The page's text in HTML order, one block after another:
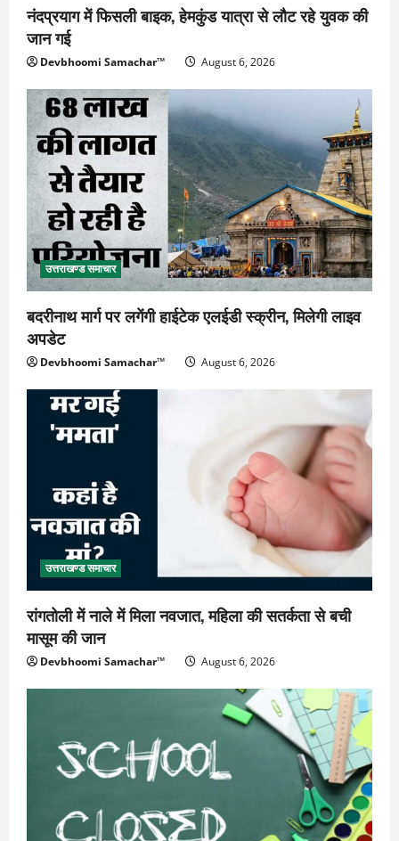
नंदप्रयाग में फिसली बाइक, हेमकुंड यात्रा से लौट रहे युवक की
जान गई
Devbhoomi Samachar™ August 6, 2026
उत्तराखण्ड समाचार
बदरीनाथ मार्ग पर लगेंगी हाईटेक एलईडी स्क्रीन, मिलेगी लाइव
अपडेट
Devbhoomi Samachar™ August 6, 2026
उत्तराखण्ड समाचार
रांगतोली में नाले में मिला नवजात, महिला की सतर्कता से बची
मासूम की जान
Devbhoomi Samachar™ August 6, 2026